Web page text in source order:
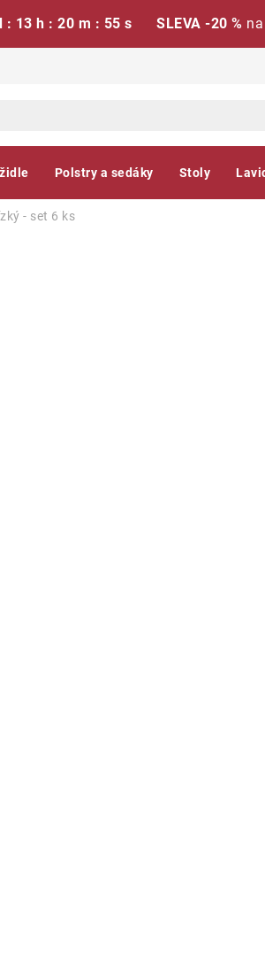
: 13 h : 20 m : 54 s SLEVA -20 %
Polstry a sedáky Stoly
- set 6 ks